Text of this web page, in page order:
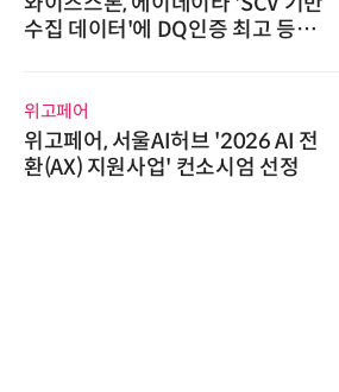
수집 데이터'에 DQ인증 최고 등급
위고페어
위고페어, 서울AI허브 '2026 AI 전
환(AX) 지원사업' 컨소시엄 선정